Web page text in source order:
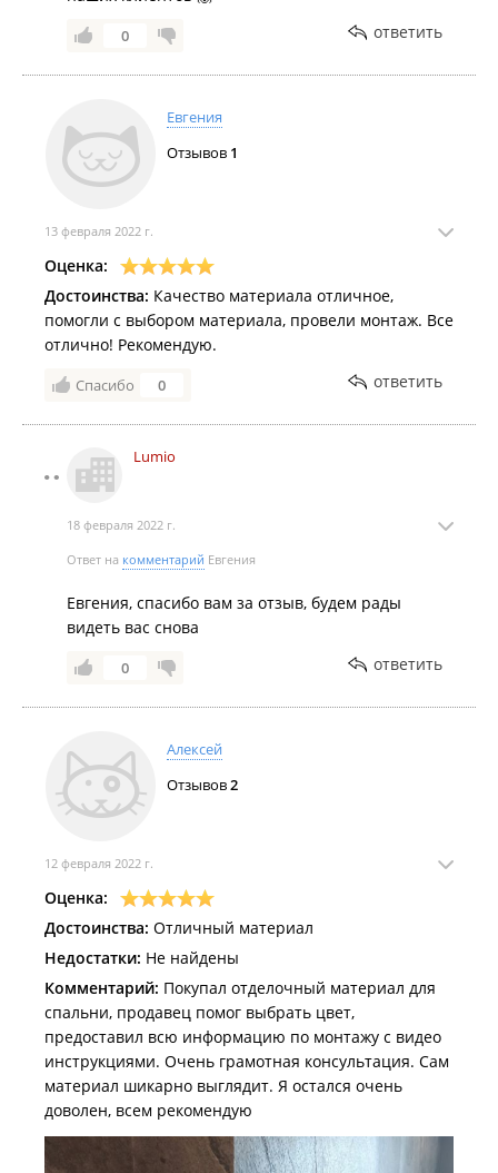
0 ответить
Евгения
Отзывов 1
13 февраля 2022 г.
Оценка:
Достоинства: Качество материала отличное,
помогли с выбором материала, провели монтаж. Все
отлично! Рекомендую.
Спасибо 0 ответить
Lumio
18 февраля 2022 г.
Ответ на комментарий Евгения
Евгения, спасибо вам за отзыв, будем рады
видеть вас снова
0 ответить
Алексей
Отзывов2
12 февраля 2022 г.
Оценка:
Достоинства: Отличный материал
Недостатки: Не найдены
Комментарий: Покупал отделочный материал для
спальни, продавец помог выбрать цвет,
предоставил всю информацию по монтажу с видео
инструкциями. Очень грамотная консультация. Сам
материал шикарно выглядит. Я остался очень
доволен, всем рекомендую